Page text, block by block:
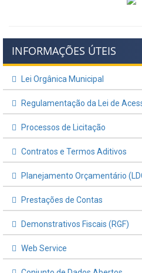
INFORMAÇÕES ÚTEIS
Lei Orgânica Municipal
Regulamentação da Lei de
Processos de Licitação
Contratos e Termos Aditivos
Planejamento Orçamentário
Prestações de Contas
Demonstrativos Fiscais (RGF)
Web Service